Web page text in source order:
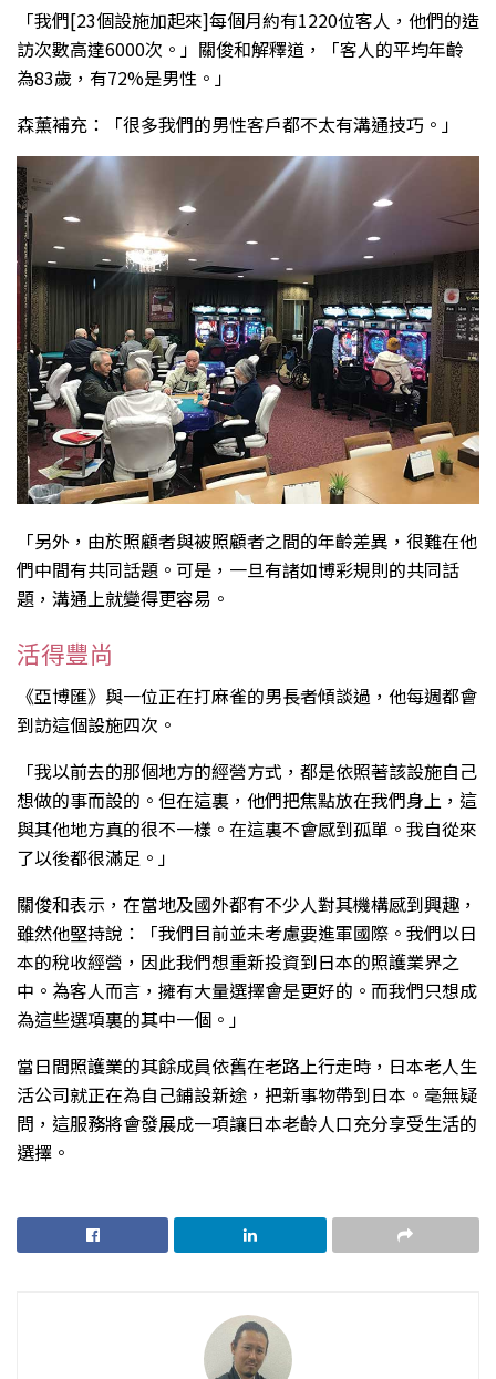
「我們[23個設施加起來]每個月約有1220位客人，他們的造
訪次數高達6000次。」關俊和解釋道，「客人的平均年齡
為83歲，有72%是男性。」
森薰補充：「很多我們的男性客戶都不太有溝通技巧。」
「另外，由於照顧者與被照顧者之間的年齡差異，很難在他
們中間有共同話題。可是，一旦有諸如博彩規則的共同話
題，溝通上就變得更容易。
活得豐尚
《亞博匯》與一位正在打麻雀的男長者傾談過，他每週都會
到訪這個設施四次。
「我以前去的那個地方的經營方式，都是依照著該設施自己
想做的事而設的。但在這裏，他們把焦點放在我們身上，這
與其他地方真的很不一樣。在這裏不會感到孤單。我自從來
了以後都很滿足。」
關俊和表示，在當地及國外都有不少人對其機構感到興趣，
雖然他堅持說：「我們目前並未考慮要進軍國際。我們以日
本的稅收經營，因此我們想重新投資到日本的照護業界之
中。為客人而言，擁有大量選擇會是更好的。而我們只想成
為這些選項裏的其中一個。」
當日間照護業的其餘成員依舊在老路上行走時，日本老人生
活公司就正在為自己鋪設新途，把新事物帶到日本。毫無疑
問，這服務將會發展成一項讓日本老齡人口充分享受生活的
選擇。